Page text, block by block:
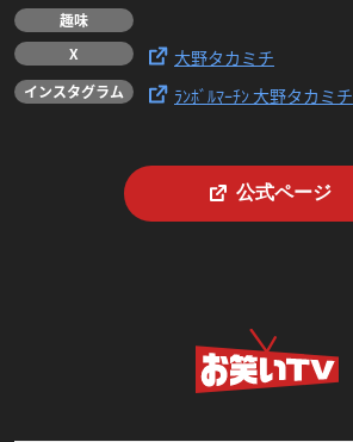
趣味
X
大野タカミチ
インスタグラム ﾗﾝﾎﾞﾙﾏｰﾁﾝ 大野タカミチ
公式ページ